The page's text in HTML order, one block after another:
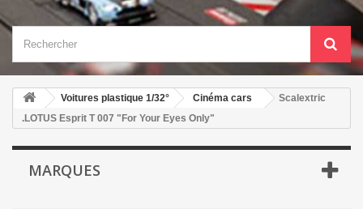
Voitures plastique 1/32° Cinéma cars
Scalextric
.LOTUS Esprit T 007 "For Your Eyes Only"
MARQUES